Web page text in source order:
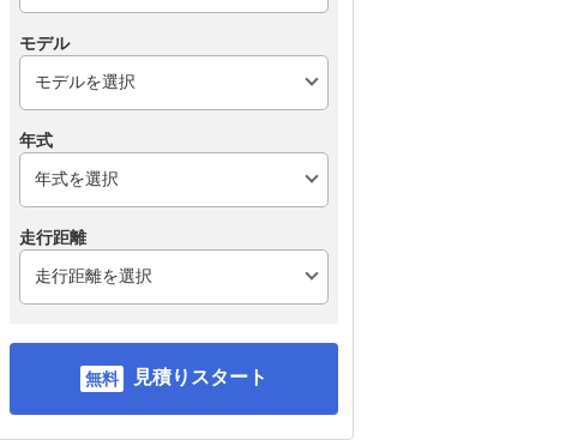
スズキ ソリオハイブリ
ッド
日産 ルークス
モデル
年式
走行距離
見積りスタート